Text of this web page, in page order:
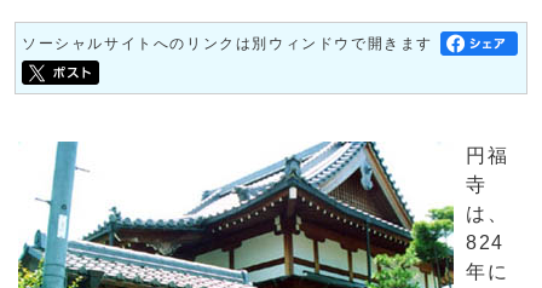
ソーシャルサイトへのリンクは別ウィンドウで開きます
円福
寺
は、
824
年に